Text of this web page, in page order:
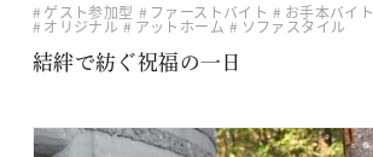
ゲスト参加型
ファーストバイト お手本バイト
オリジナル アットホーム
ソファスタイル
結絆で紡ぐ祝福の一日